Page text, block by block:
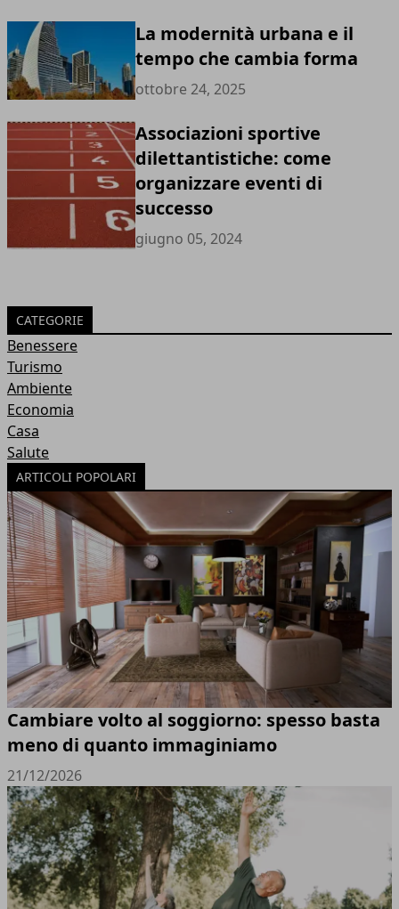
La modernità urbana e il
tempo che cambia forma
ottobre 24, 2025
Associazioni sportive
dilettantistiche: come
organizzare eventi di
successo
giugno 05, 2024
CATEGORIE
Benessere
Turismo
Ambiente
Economia
Casa
Salute
ARTICOLI POPOLARI
Cambiare volto al soggiorno: spesso basta
meno di quanto immaginiamo
21/12/2026